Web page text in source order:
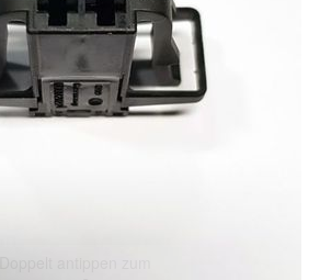
Doppelt antippen zum